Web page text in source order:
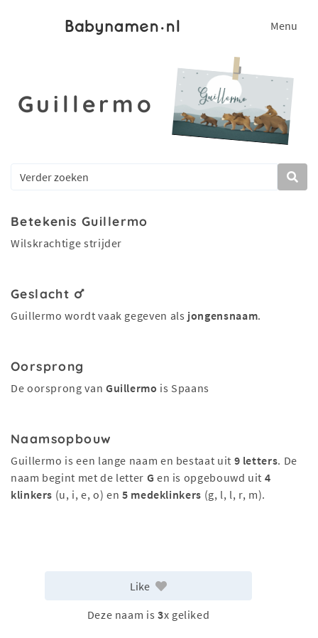
Menu
Guillermo
Betekenis Guillermo
Wilskrachtige strijder
Geslacht
Guillermo wordt vaak gegeven als jongensnaam.
Oorsprong
De oorsprong van Guillermo is Spaans
Naamsopbouw
Guillermo is een lange naam en bestaat uit 9 letters. De
naam begint met de letter G en is opgebouwd uit 4
klinkers (u, i, e, o) en5 medeklinkers (g, l, l, r, m).
Like
Deze naam is 3x geliked